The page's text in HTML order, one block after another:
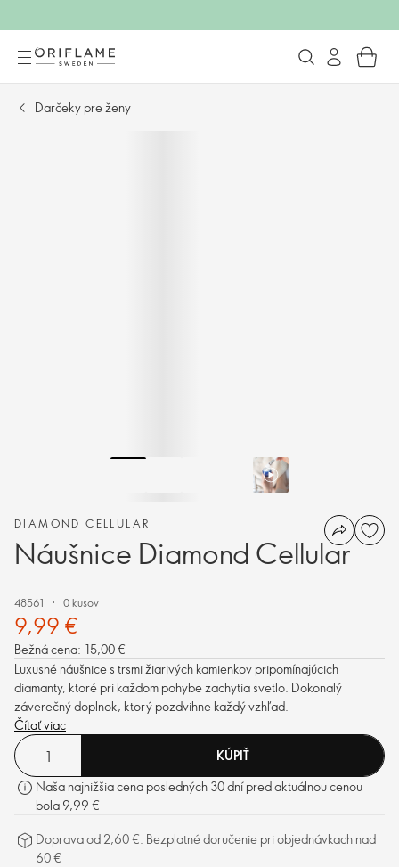
Darčeky pre ženy
DIAMOND CELLULAR
Náušnice Diamond Cellular
48561 0 kusov
9,99 €
Bežná cena: 15,00 €
Luxusné náušnice s trsmi žiarivých kamienkov pripomínajúcich
diamanty, ktoré pri každom pohybe zachytia svetlo. Dokonalý
záverečný doplnok, ktorý pozdvihne každý vzhľad.
Čítať viac
KÚPIŤ
Naša najnižšia cena posledných 30 dní pred aktuálnou cenou
bola 9,99 €
Doprava od 2,60 €. Bezplatné doručenie pri objednávkach nad
60 €